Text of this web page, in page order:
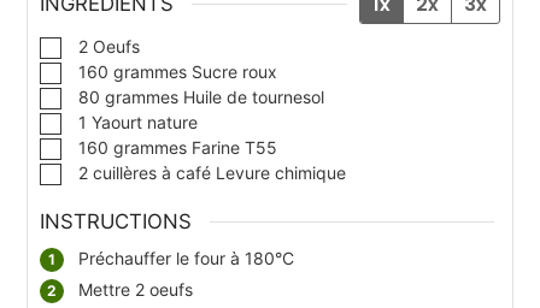
▢
2 Oeufs
▢160 grammes Sucre roux
▢
80 grammes Huile de tournesol
▢1 Yaourt nature
▢160 grammes Farine T55
▢
2 cuillères à café Levure chimique
INSTRUCTIONS
Préchauffer le four à 180°C
Mettre 2 oeufs